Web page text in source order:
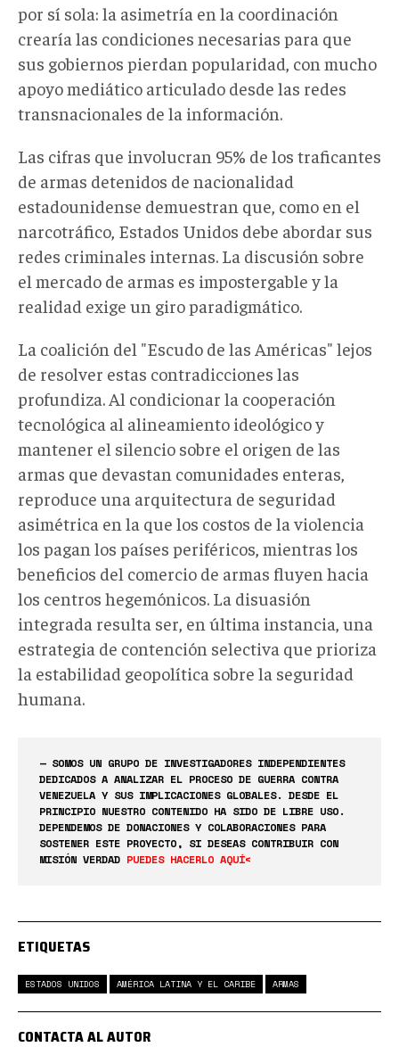
por sí sola: la asimetría en la coordinación
crearía las condiciones necesarias para que
sus gobiernos pierdan popularidad, con mucho
apoyo mediático articulado desde las redes
transnacionales de la información.
Las cifras que involucran 95% de los traficantes
de armas detenidos de nacionalidad
estadounidense demuestran que, como en el
narcotráfico, Estados Unidos debe abordar sus
redes criminales internas. La discusión sobre
el mercado de armas es impostergable y la
realidad exige un giro paradigmático.
La coalición del "Escudo de las Américas" lejos
de resolver estas contradicciones las
profundiza. Al condicionar la cooperación
tecnológica al alineamiento ideológico y
mantener el silencio sobre el origen de las
armas que devastan comunidades enteras,
reproduce una arquitectura de seguridad
asimétrica en la que los costos de la violencia
los pagan los países periféricos, mientras los
beneficios del comercio de armas fluyen hacia
los centros hegemónicos. La disuasión
integrada resulta ser, en última instancia, una
estrategia de contención selectiva que prioriza
la estabilidad geopolítica sobre la seguridad
humana.
— SOMOS UN GRUPO DE INVESTIGADORES INDEPENDIENTES
DEDICADOS A ANALIZAR EL PROCESO DE GUERRA CONTRA
VENEZUELA Y SUS IMPLICACIONES GLOBALES. DESDE EL
PRINCIPIO NUESTRO CONTENIDO HA SIDO DE LIBRE USO.
DEPENDEMOS DE DONACIONES Y COLABORACIONES PARA
SOSTENER ESTE PROYECTO, SI DESEAS CONTRIBUIR CON
MISIÓN VERDAD PUEDES HACERLO AQUÍ<
ETIQUETAS
ESTADOS UNIDOS AMÉRICA LATINA Y EL CARIBE ARMAS
CONTACTA AL AUTOR